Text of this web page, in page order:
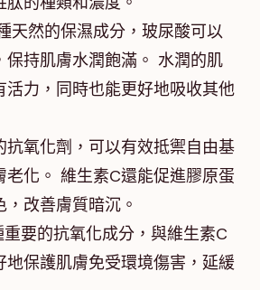
天然的保濕成分，玻尿酸可以
保持肌膚水潤飽滿。 水潤的肌
活力，同時也能更好地吸收其他
抗氧化劑，可以有效抵禦自由基
老化。 維生素C還能促進膠原蛋
改善膚質暗沉。
重要的抗氧化成分，與維生素C
地保護肌膚免受環境傷害，延緩